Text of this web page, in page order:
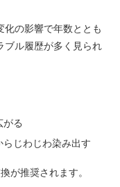
化の影響で年数ととも
ブル履歴が多く見られ
がる
じわじわ染み出す
が推奨されます。